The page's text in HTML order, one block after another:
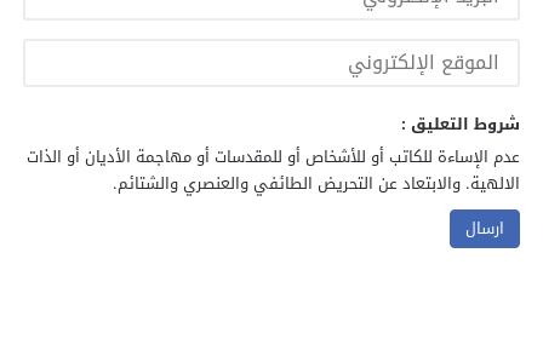
شروط التعليق :
عدم الإساءة للكاتب أو للأشخاص أو للمقدسات أو مهاجمة الأديان أو الذات
الالهية. والابتعاد عن التحريض الطائفي والعنصري والشتائم.